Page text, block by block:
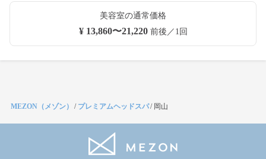
美容室の通常価格
¥ 13,860〜21,220前後／1回
MEZON（メゾン） / プレミアムヘッドスパ/ 岡山